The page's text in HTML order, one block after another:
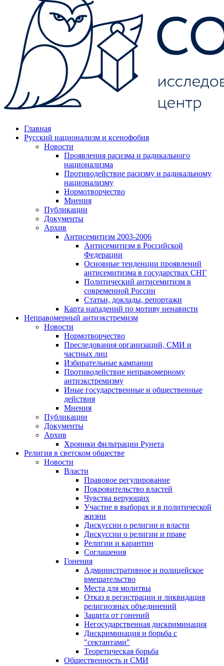
Главная
Русский национализм и ксенофобия
Новости
Проявления расизма и радикального
национализма
Противодействие расизму и радикальному
национализму
Нормотворчество
Мнения
Публикации
Документы
Архив
Антисемитизм 2003-2006
Антисемитизм в Российской
Федерации
Основные тенденции проявлений
антисемитизма в государствах СНГ
Политический антисемитизм в
современной России
Статьи, доклады, репортажи
Карта нападений по мотиву ненависти
Неправомерный антиэкстремизм
Новости
Нормотворчество
Преследования организаций, СМИ и
частных лиц
Избирательные кампании
Противодействие неправомерному
антиэкстремизму
Иные государственные и общественные
действия
Мнения
Публикации
Документы
Архив
Хроники фильтрации Рунета
Религия в светском обществе
Новости
Власти
Правовое регулирование
Покровительство властей
Чувства верующих
Участие в выборах и в политической
жизни
Дискуссии о религии и власти
Дискуссии о религии и праве
Религии и карантин
Соглашения
Гонения
Административное и полицейское
вмешательство
Места для молитвы
Отказ в регистрации и ликвидация
религиозных объединений
Защита от гонений
Негосударственная дискриминация
Дискриминация и борьба с
"сектантами"
Теоретическая борьба
Общественность и СМИ